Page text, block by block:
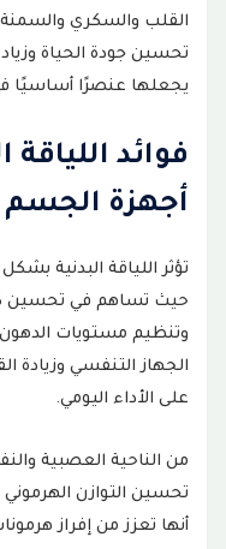
القلب والسكري
تحسين جودة الحياة
يجعلها عنصرًا أساسيًا
فوائد اللياقة
أجهزة الجسم
تؤثر اللياقة البدنية
حيث تساهم في تحسين
وتنظيم مستويات
الجهاز التنفسي وزيادة
على الأداء اليومي.
من الناحية العصبية
تحسين التوازن الهرموني
أنها تعزز من إفراز